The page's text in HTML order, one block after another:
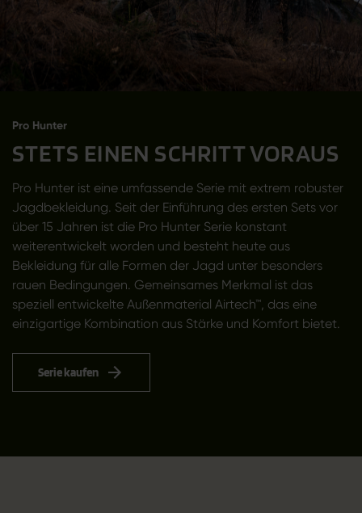
Pro Hunter
STETS EINEN SCHRITT VORAUS
Pro Hunter ist eine umfassende Serie mit extrem robuster
Jagdbekleidung. Seit der Einführung des ersten Sets vor
über 15 Jahren ist die Pro Hunter Serie konstant
weiterentwickelt worden und besteht heute aus
Bekleidung für alle Formen der Jagd unter besonders
rauen Bedingungen. Gemeinsames Merkmal ist das
speziell entwickelte Außenmaterial Airtech™, das eine
einzigartige Kombination aus Stärke und Komfort bietet.
Serie kaufen